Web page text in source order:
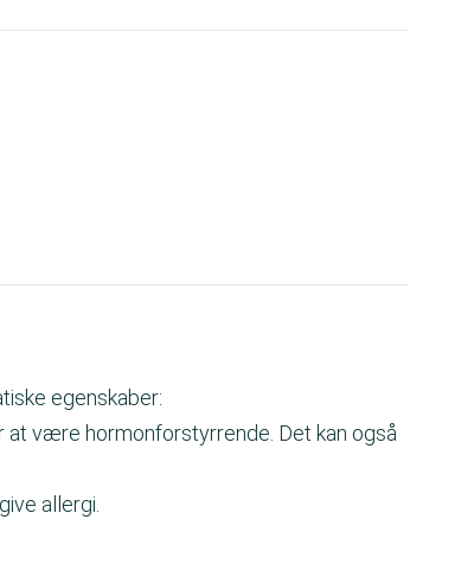
egenskaber:
være hormonforstyrrende. Det kan også
allergi.